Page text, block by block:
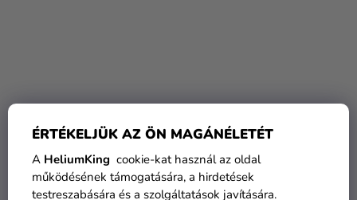
ÉRTÉKELJÜK AZ ÖN MAGÁNÉLETÉT
A HeliumKing cookie-kat használ az oldal
működésének támogatására, a hirdetések
testreszabására és a szolgáltatások javítására.
Pasztell fekete lufi 13 cm
A
termék
átlagos
Pasztell fekete lufi 26 cm